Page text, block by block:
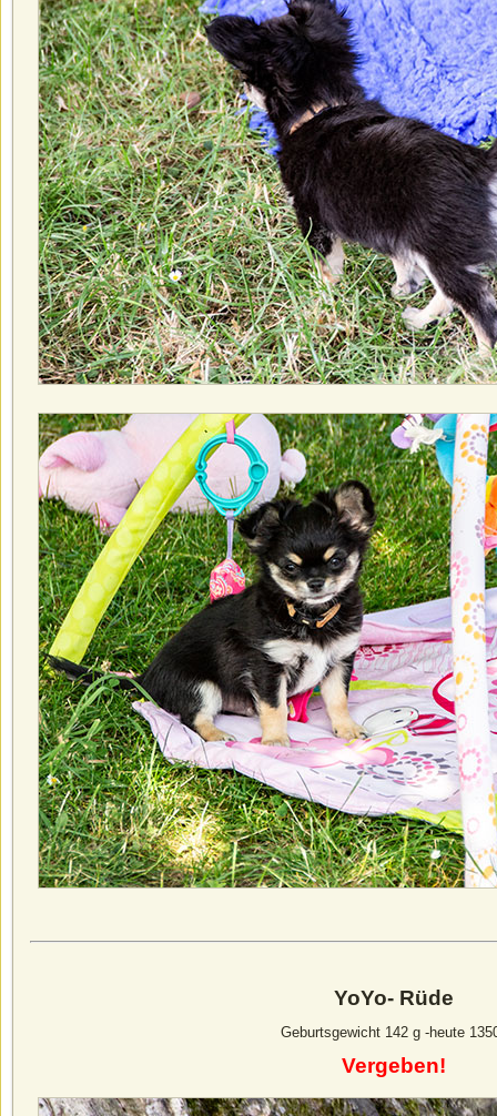
YoYo- Rüde
Geburtsgewicht 142 g -heute
Vergeben!